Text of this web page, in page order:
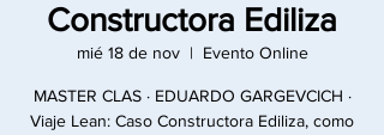
Constructora Ediliza
mié 18 de nov
  |
Evento Online
MASTER CLAS · EDUARDO GARGEVCICH ·
Viaje Lean: Caso Constructora Ediliza, como